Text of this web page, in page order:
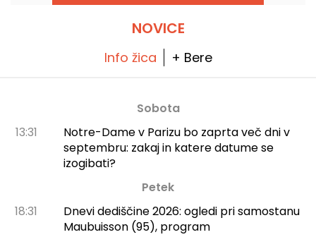
NOVICE
Info žica + Bere
Sobota
13:31
Notre-Dame v Parizu bo zaprta več dni v
septembru: zakaj in katere datume se
izogibati?
Petek
18:31
Dnevi dediščine 2026: ogledi pri samostanu
Maubuisson (95), program